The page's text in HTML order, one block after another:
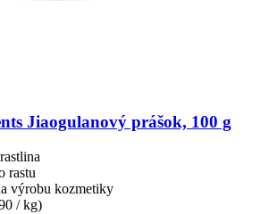
Jiaogulanový prášok, 100 g
rastu
výrobu kozmetiky
/ kg)